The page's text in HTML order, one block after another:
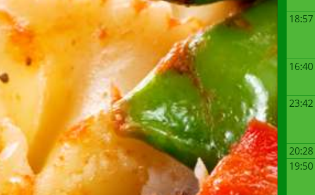
18:57
16:40
23:42
20:28
19:50